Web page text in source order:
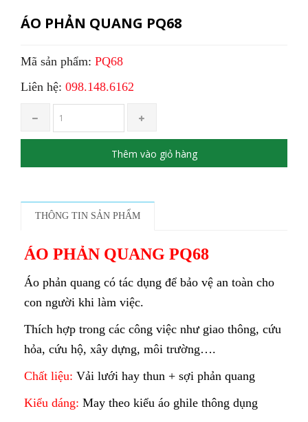
ÁO PHẢN QUANG PQ68
Mã sản phẩm: PQ68
Liên hệ: 098.148.6162
Thêm vào giỏ hàng
THÔNG TIN SẢN PHẨM
ÁO PHẢN QUANG PQ68
Áo phản quang có tác dụng để bảo vệ an toàn cho
con người khi làm việc.
Thích hợp trong các công việc như giao thông, cứu
hỏa, cứu hộ, xây dựng, môi trường….
Chất liệu: Vải lưới hay thun + sợi phản quang
Kiểu dáng: May theo kiểu áo ghile thông dụng